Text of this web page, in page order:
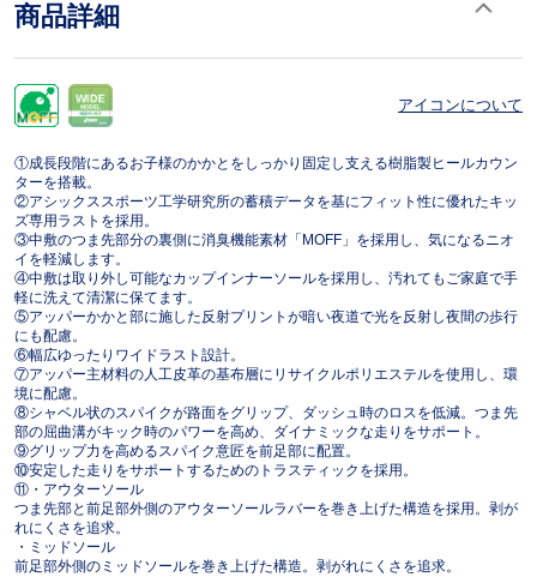
商品詳細
アイコンについて
①成長段階にあるお子様のかかとをしっかり固定し支える樹脂製ヒールカウン
ターを搭載。
②アシックススポーツ工学研究所の蓄積データを基にフィット性に優れたキッ
ズ専用ラストを採用。
③中敷のつま先部分の裏側に消臭機能素材「MOFF」を採用し、気になるニオ
イを軽減します。
④中敷は取り外し可能なカップインナーソールを採用し、汚れてもご家庭で手
軽に洗えて清潔に保てます。
⑤アッパーかかと部に施した反射プリントが暗い夜道で光を反射し夜間の歩行
にも配慮。
⑥幅広ゆったりワイドラスト設計。
⑦アッパー主材料の人工皮革の基布層にリサイクルポリエステルを使用し、環
境に配慮。
⑧シャベル状のスパイクが路面をグリップ、ダッシュ時のロスを低減。つま先
部の屈曲溝がキック時のパワーを高め、ダイナミックな走りをサポート。
⑨グリップ力を高めるスパイク意匠を前足部に配置。
⑩安定した走りをサポートするためのトラスティックを採用。
⑪・アウターソール
つま先部と前足部外側のアウターソールラバーを巻き上げた構造を採用。剥が
れにくさを追求。
・ミッドソール
前足部外側のミッドソールを巻き上げた構造。剥がれにくさを追求。